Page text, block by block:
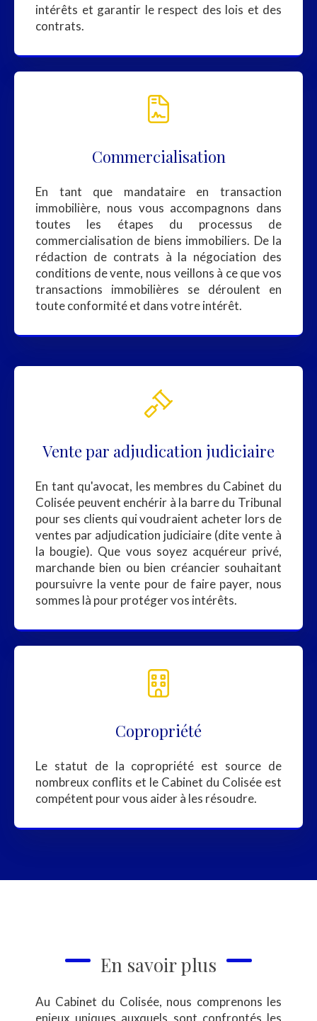
intérêts et garantir le respect des lois et des
contrats.
Commercialisation
En tant que mandataire en transaction
immobilière, nous vous accompagnons dans
toutes les étapes du processus de
commercialisation de biens immobiliers. De la
rédaction de contrats à la négociation des
conditions de vente, nous veillons à ce que vos
transactions immobilières se déroulent en
toute conformité et dans votre intérêt.
Vente par adjudication judiciaire
En tant qu'avocat, les membres du Cabinet du
Colisée peuvent enchérir à la barre du Tribunal
pour ses clients qui voudraient acheter lors de
ventes par adjudication judiciaire (dite vente à
la bougie). Que vous soyez acquéreur privé,
marchande bien ou bien créancier souhaitant
poursuivre la vente pour de faire payer, nous
sommes là pour protéger vos intérêts.
Copropriété
Le statut de la copropriété est source de
nombreux conflits et le Cabinet du Colisée est
compétent pour vous aider à les résoudre.
En savoir plus
Au Cabinet du Colisée, nous comprenons les
enjeux uniques auxquels sont confrontés les